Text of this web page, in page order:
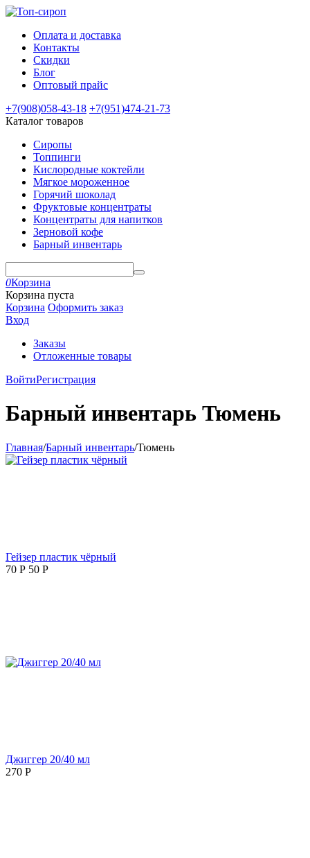
Оплата и доставка
Контакты
Скидки
Блог
Оптовый прайс
+7(908)058-43-18 +7(951)474-21-73
Каталог товаров
Сиропы
Топпинги
Кислородные коктейли
Мягкое мороженное
Горячий шоколад
Фруктовые концентраты
Концентраты для напитков
Зерновой кофе
Барный инвентарь
0Корзина
Корзина пуста
Корзина Оформить заказ
Вход
Заказы
Отложенные товары
ВойтиРегистрация
Барный инвентарь Тюмень
Главная/Барный инвентарь/Тюмень
Гейзер пластик чёрный
70 Р 50 Р
Джиггер 20/40 мл
270 Р